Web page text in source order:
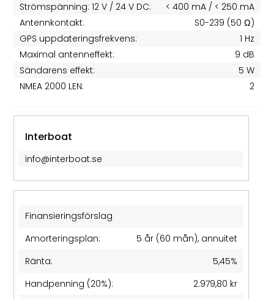
Strömspänning: 12 V / 24 V DC:
< 400 mA / < 250 mA
Antennkontakt:
S0-239 (50 Ω)
GPS uppdateringsfrekvens:
1 Hz
Maximal antenneffekt:
9 dB
Sändarens effekt:
5 W
NMEA 2000 LEN:
2
Interboat
info@interboat.se
Finansieringsförslag
Amorteringsplan:
5 år (60 mån), annuitet
Ränta:
5,45%
Handpenning (20%):
2.979,80 kr